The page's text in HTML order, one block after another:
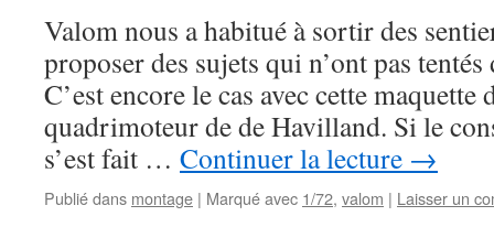
Valom nous a habitué à sortir des
proposer des sujets qui n’ont pas
C’est encore le cas avec cette maquette
quadrimoteur de de Havilland. Si le
s’est fait … Continuer la lecture →
Publié dans montage | Marqué avec 1/72, valom | Laisser un